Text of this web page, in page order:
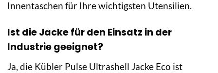
Innentaschen für Ihre wichtigsten Utensilien.
Ist die Jacke für den Einsatz in der
Industrie geeignet?
Ja, die Kübler Pulse Ultrashell Jacke Eco ist